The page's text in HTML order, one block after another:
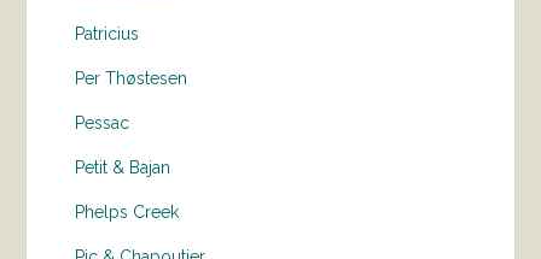
Patricius
Per Thøstesen
Pessac
Petit & Bajan
Phelps Creek